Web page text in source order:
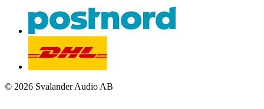
© 2026 Svalander Audio AB